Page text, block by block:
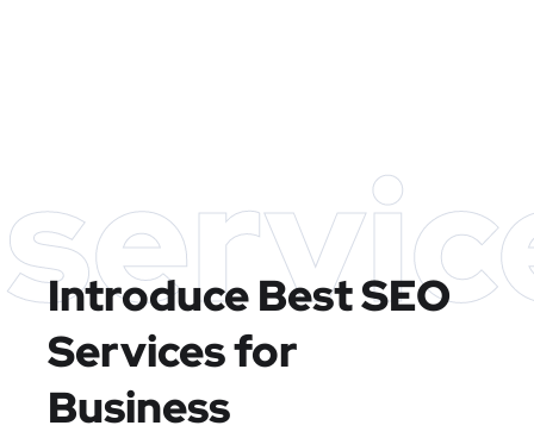
Introduce BestSEO
Services for
Business